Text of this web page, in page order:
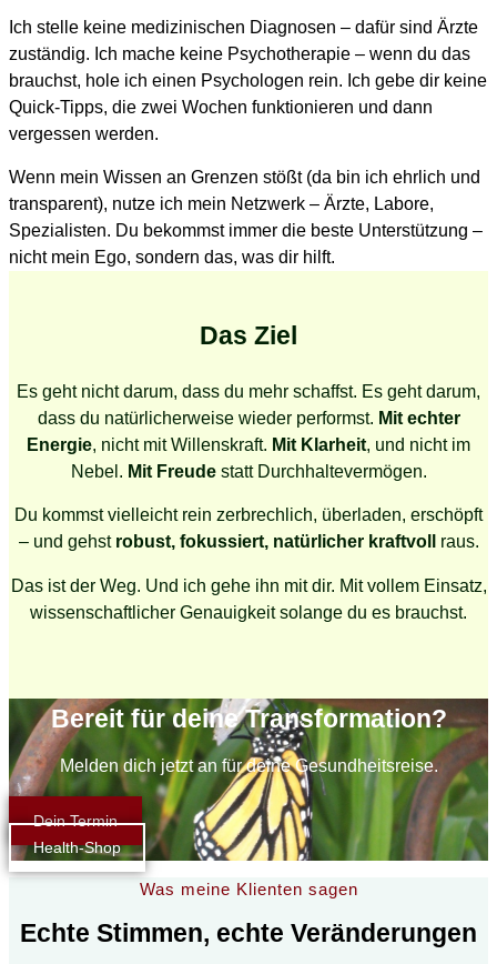
Ich stelle keine medizinischen Diagnosen – dafür sind Ärzte
zuständig. Ich mache keine Psychotherapie – wenn du das
brauchst, hole ich einen Psychologen rein. Ich gebe dir keine
Quick-Tipps, die zwei Wochen funktionieren und dann
vergessen werden.
Wenn mein Wissen an Grenzen stößt (da bin ich ehrlich und
transparent), nutze ich mein Netzwerk – Ärzte, Labore,
Spezialisten. Du bekommst immer die beste Unterstützung –
nicht mein Ego, sondern das, was dir hilft.
Das Ziel
Es geht nicht darum, dass du mehr schaffst. Es geht darum,
dass du natürlicherweise wieder performst. Mit echter
Energie, nicht mit Willenskraft. Mit Klarheit, und nicht im
Nebel. Mit Freudestatt Durchhaltevermögen.
Du kommst vielleicht rein zerbrechlich, überladen, erschöpft
– und gehst robust, fokussiert, natürlicher kraftvoll raus.
Das ist der Weg. Und ich gehe ihn mit dir. Mit vollem Einsatz,
wissenschaftlicher Genauigkeit solange du es brauchst.
Bereit für deine Transformation?
Melden dich jetzt an für deine Gesundheitsreise.
Dein Termin
Health-Shop
Was meine Klienten sagen
Echte Stimmen, echte Veränderungen